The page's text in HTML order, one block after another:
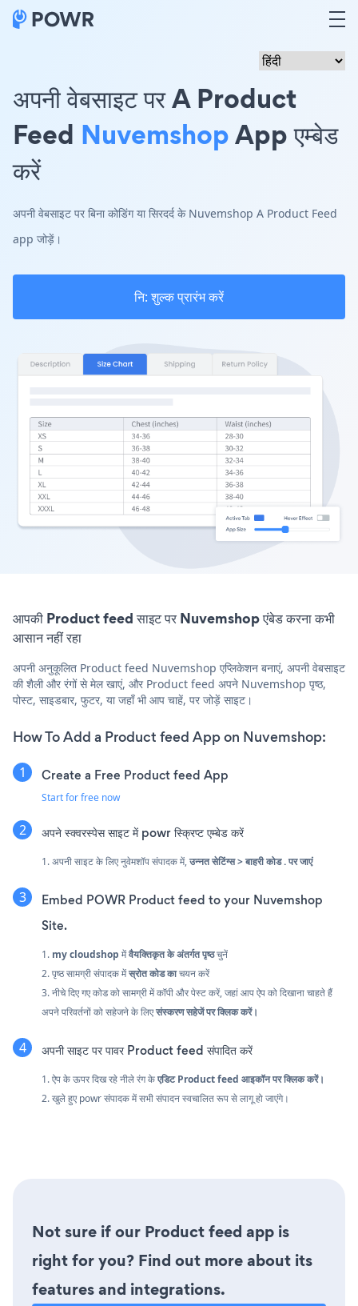
अपनी वेबसाइट पर A Product
Feed NuvemshopApp एम्बेड
करें
अपनी वेबसाइट पर बिना कोडिंग या सिरदर्द के Nuvemshop A Product Feed
app जोड़ें।
नि: शुल्क प्रारंभ करें
आपकी Product feed साइट पर Nuvemshop एंबेड करना कभी
आसान नहीं रहा
अपनी अनुकूलित Product feed Nuvemshop एप्लिकेशन बनाएं, अपनी वेबसाइट
की शैली और रंगों से मेल खाएं, और Product feed अपने Nuvemshop पृष्ठ,
पोस्ट, साइडबार, फुटर, या जहाँ भी आप चाहें, पर जोड़ें साइट।
How To Add a Product feed App on Nuvemshop:
Create a Free Product feed App
Start for free now
अपने स्क्वरस्पेस साइट में powr स्क्रिप्ट एम्बेड करें
1. अपनी साइट के लिए नुवेमशॉप संपादक में,उन्नत सेटिंग्स > बाहरी कोड . पर जाएं
Embed POWR Product feed to your Nuvemshop
Site.
1. my cloudshop मेंवैयक्तिकृत केअंतर्गत पृष्ठचुनें
2. पृष्ठ सामग्री संपादक मेंस्रोत कोड काचयन करें
3. नीचे दिए गए कोड को सामग्री में कॉपी और पेस्ट करें, जहां आप ऐप को दिखाना चाहते हैं
अपने परिवर्तनों को सहेजने के लिएसंस्करण सहेजें पर क्लिक करें।
अपनी साइट पर पावर Product feed संपादित करें
1. ऐप के ऊपर दिख रहे नीले रंग केएडिट Product feed आइकॉन पर क्लिक करें।
2. खुले हुए powr संपादक में सभी संपादन स्वचालित रूप से लागू हो जाएंगे।
Not sure if our Product feed app is
right for you? Find out more about its
features and integrations.